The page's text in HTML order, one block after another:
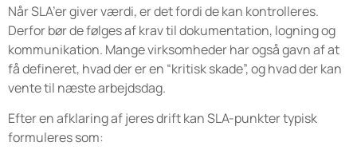
Når SLA’er giver værdi, er det fordi de kan kontrolleres.
Derfor bør de følges af krav til dokumentation, logning og
kommunikation. Mange virksomheder har også gavn af at
få defineret, hvad der er en “kritisk skade”, og hvad der kan
vente til næste arbejdsdag.
Efter en afklaring af jeres drift kan SLA-punkter typisk
formuleres som: